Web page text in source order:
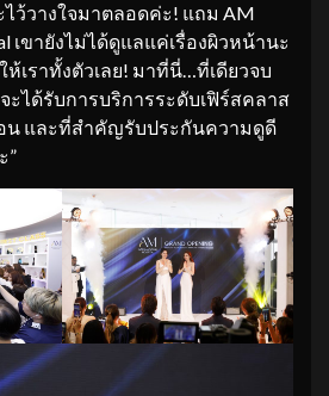
ว้วางใจมาตลอดค่ะ! แถม AM
เขายังไม่ได้ดูแลแค่เรื่องผิวหน้านะ
เราทั้งตัวเลย! มาที่นี่…ที่เดียวจบ
ะได้รับการบริการระดับเฟิร์สคลาส
น และที่สำคัญรับประกันความดูดี
”